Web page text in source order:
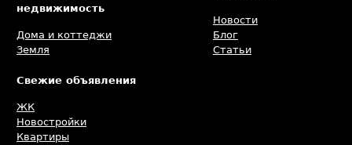
недвижимость
Дома и коттеджи
Земля
Новости
Блог
Статьи
Свежие объявления
ЖК
Новостройки
Квартиры